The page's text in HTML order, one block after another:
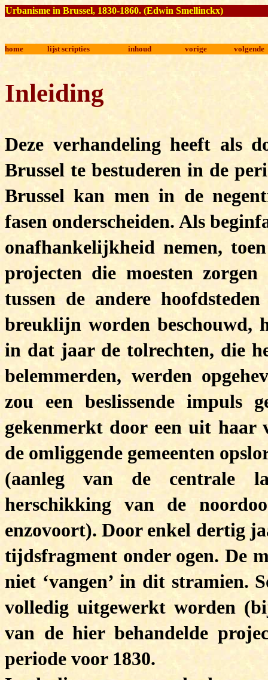
Urbanisme in Brussel, 1830-1860. (Edwin Smellinckx)
home lijst scripties inhoud vorige volgende
Inleiding
Deze verhandeling heeft als
Brussel te bestuderen in de
Brussel kan men in de
fasen onderscheiden. Als
onafhankelijkheid nemen,
projecten die moesten
tussen de andere
breuklijn worden beschouwd,
in dat jaar de tolrechten, die
belemmerden, werden
zou een beslissende impuls
gekenmerkt door een uit haar
de omliggende gemeenten
(aanleg van de centrale
herschikking van de
enzovoort). Door enkel dertig
tijdsfragment onder ogen. De
niet ‘vangen’ in dit stramien.
volledig uitgewerkt worden
van de hier behandelde
periode voor 1830.